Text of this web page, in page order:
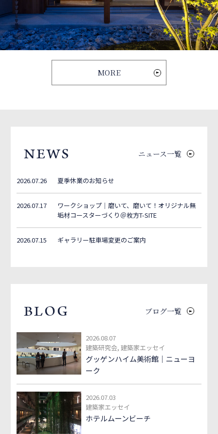
MORE
NEWS
2026.07.26 夏季休業のお知らせ
2026.07.17
ワークショップ｜磨いて、磨いて！オリジナル無
垢材コースターづくり＠枚方T-SITE
2026.07.15 ギャラリー駐車場変更のご案内
ニュース一覧
BLOG
2026.08.07
建築研究会, 建築家エッセイ
グッゲンハイム美術館｜ニューヨ
ーク
2026.07.03
建築家エッセイ
ホテルムーンビーチ
ブログ一覧